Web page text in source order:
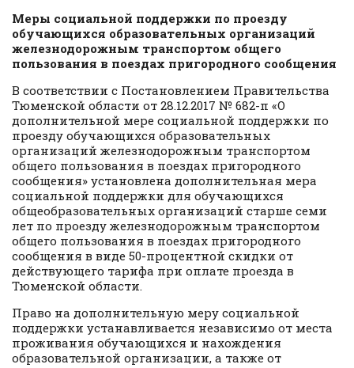
Меры социальной поддержки по проезду
обучающихся образовательных организаций
железнодорожным транспортом общего
пользования в поездах пригородного сообщения
В соответствии с Постановлением Правительства
Тюменской области от 28.12.2017 № 682-п «О
дополнительной мере социальной поддержки по
проезду обучающихся образовательных
организаций железнодорожным транспортом
общего пользования в поездах пригородного
сообщения» установлена дополнительная мера
социальной поддержки для обучающихся
общеобразовательных организаций старше семи
лет по проезду железнодорожным транспортом
общего пользования в поездах пригородного
сообщения в виде 50-процентной скидки от
действующего тарифа при оплате проезда в
Тюменской области.
Право на дополнительную меру социальной
поддержки устанавливается независимо от места
проживания обучающихся и нахождения
образовательной организации, а также от